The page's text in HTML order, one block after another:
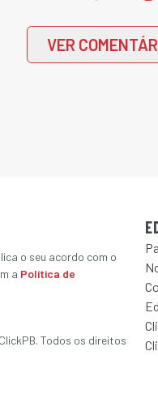
VER
o seu acordo com o
a Política de
Todos os direitos